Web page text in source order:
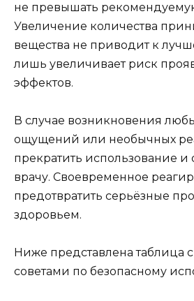
не превышать
Увеличение количества
вещества не приводит к
лишь увеличивает риск
эффектов.
В случае возникновения
ощущений или необычных
прекратить использование и
врачу. Своевременное
предотвратить серьёзные
здоровьем.
Ниже представлена таблица
советами по безопасному